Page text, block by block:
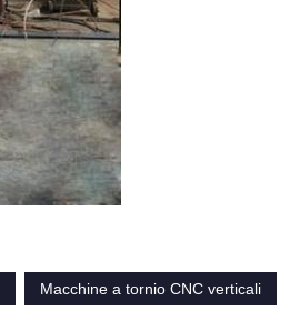
Macchine a tornio CNC verticali